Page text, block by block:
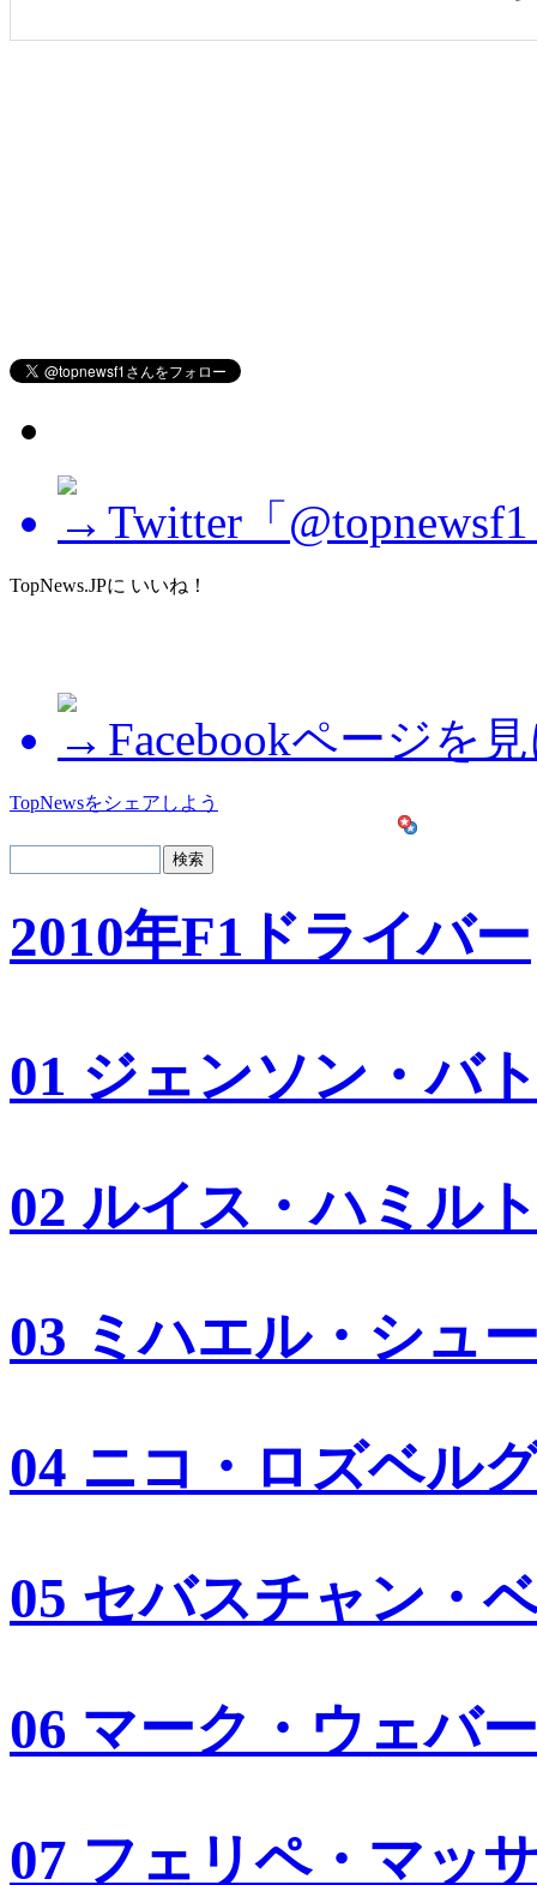
Twitter「
TopNews.JPに いいね！
Facebookページを
TopNewsをシェアしよう
2010年F1ドライバー
01 ジェンソン・バ
02 ルイス・ハミル
03 ミハエル・シュ
04 ニコ・ロズベル
05 セバスチャン・
06 マーク・ウェバー
07 フェリペ・マッ